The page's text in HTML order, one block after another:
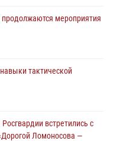
мероприятия
тактической
встретились с
Ломоносова —